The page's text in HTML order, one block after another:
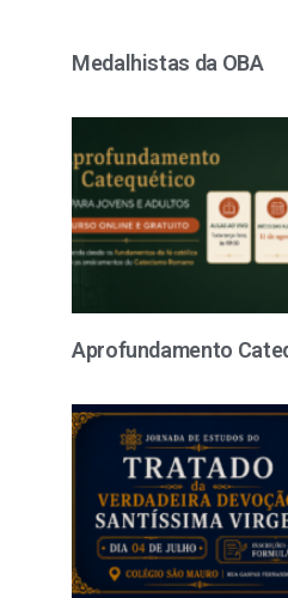
Medalhistas da OBA
Aprofundamento